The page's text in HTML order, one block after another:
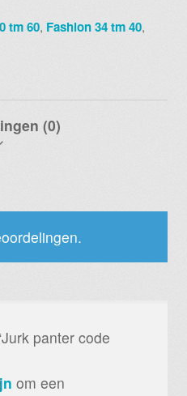
tm 60, Fashion 34 tm 40,
(0)
panter code
om een